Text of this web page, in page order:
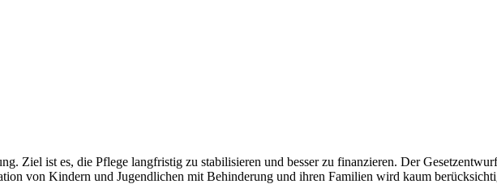
Ziel ist es, die Pflege langfristig zu stabilisieren und besser zu finanzieren. Der
von Kindern und Jugendlichen mit Behinderung und ihren Familien wird kaum